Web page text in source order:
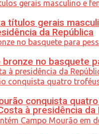
da República
à presidência da
títulos gerais
no basquete
conquista